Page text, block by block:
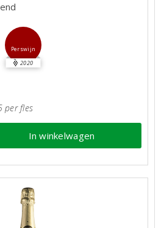
Perswijn
2020
per fles
In winkelwagen